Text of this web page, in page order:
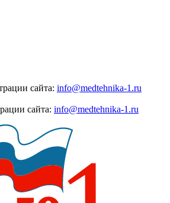
сайта: info@medtehnika-1.ru
сайта: info@medtehnika-1.ru